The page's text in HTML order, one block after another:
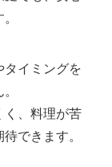
タイミングを
く、料理が苦
できます。